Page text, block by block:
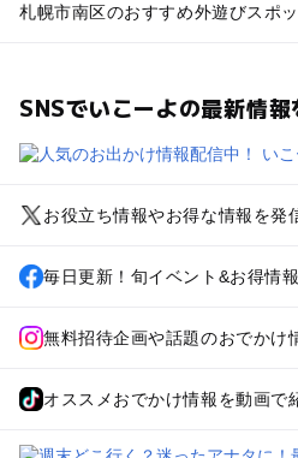
札幌市南区のおすすめ外遊びスポ
SNSでいこーよの最新情報
お役立ち情報やお得な情報を発
毎日更新！旬イベント&お得情
無料招待企画や話題のおでかけ
オススメおでかけ情報を動画で